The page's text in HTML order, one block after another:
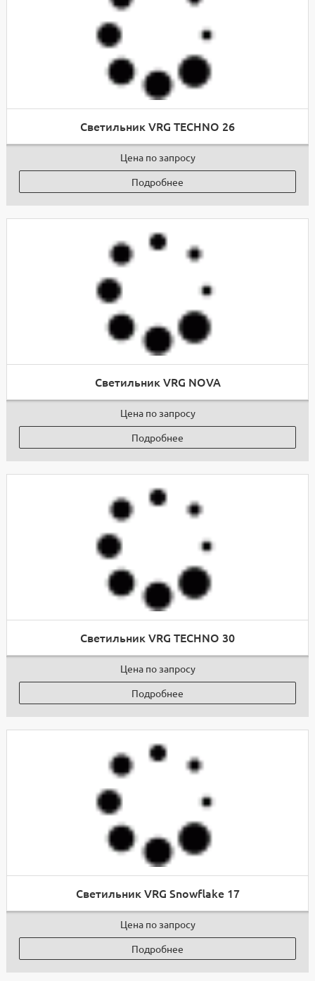
Светильник VRG TECHNO 26
Цена по запросу
Подробнее
Светильник VRG NOVA
Цена по запросу
Подробнее
Светильник VRG TECHNO 30
Цена по запросу
Подробнее
Светильник VRG Snowflake 17
Цена по запросу
Подробнее